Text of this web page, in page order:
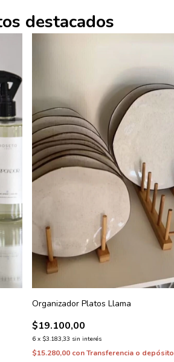
destacados
Organizador Platos Llama
$19.100,00
6 x $3.183,33 sin interés
$15.280,00 conTransferencia o depósito